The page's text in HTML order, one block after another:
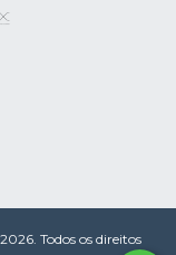
Todos os direitos